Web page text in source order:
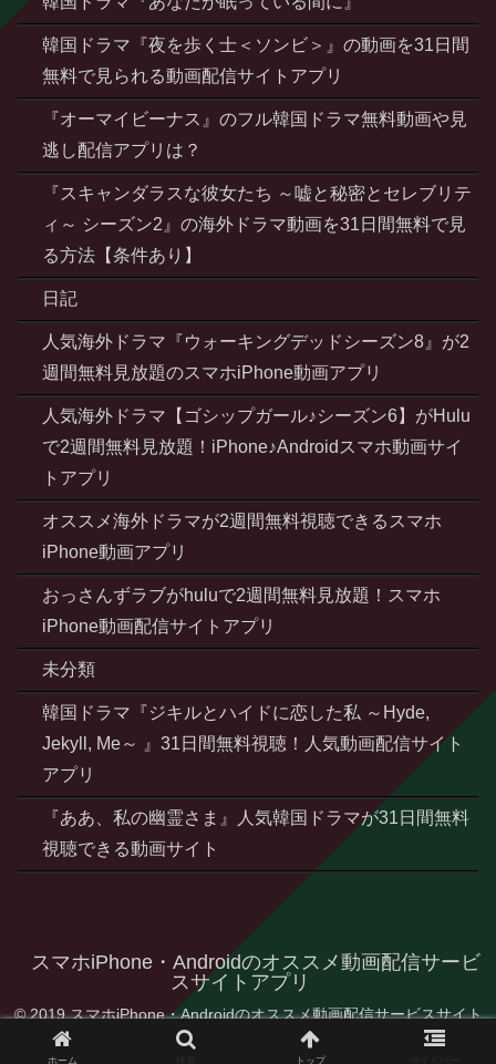
韓国ドラマ『夜を歩く士＜ソンビ＞』の動画を31日間
無料で見られる動画配信サイトアプリ
『オーマイビーナス』のフル韓国ドラマ無料動画や見
逃し配信アプリは？
『スキャンダラスな彼女たち ～嘘と秘密とセレブリテ
ィ～ シーズン2』の海外ドラマ動画を31日間無料で見
る方法【条件あり】
日記
人気海外ドラマ『ウォーキングデッドシーズン8』が2
週間無料見放題のスマホiPhone動画アプリ
人気海外ドラマ【ゴシップガール♪シーズン6】がHulu
で2週間無料見放題！iPhone♪Androidスマホ動画サイ
トアプリ
オススメ海外ドラマが2週間無料視聴できるスマホ
iPhone動画アプリ
おっさんずラブがhuluで2週間無料見放題！スマホ
iPhone動画配信サイトアプリ
未分類
韓国ドラマ『ジキルとハイドに恋した私 ～Hyde,
Jekyll, Me～ 』31日間無料視聴！人気動画配信サイト
アプリ
『ああ、私の幽霊さま』人気韓国ドラマが31日間無料
視聴できる動画サイト
スマホiPhone・Androidのオススメ動画配信サービ
スサイトアプリ
© 2019 スマホiPhone・Androidのオススメ動画配信サービスサイト
ホーム トップ